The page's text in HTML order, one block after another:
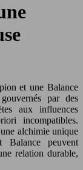
par des
aux influences
incompatibles.
alchimie unique
Balance peuvent
relation durable,